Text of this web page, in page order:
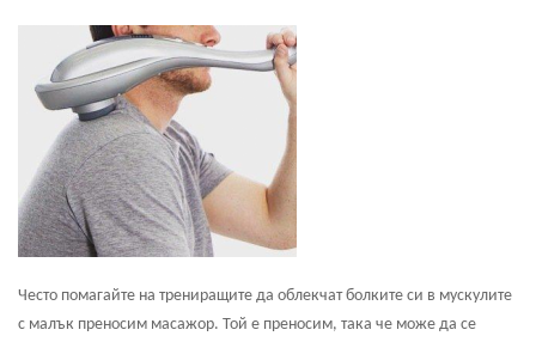
Често помагайте на трениращите да облекчат болките си в мускулите
с малък преносим масажор. Той е преносим, ​​така че може да се